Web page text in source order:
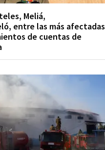
Meliá,
entre las más afectadas
de cuentas de